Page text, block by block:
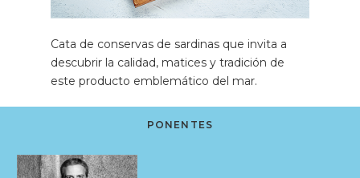
Cata de conservas de sardinas que invita a
descubrir la calidad, matices y tradición de
este producto emblemático del mar.
PONENTES